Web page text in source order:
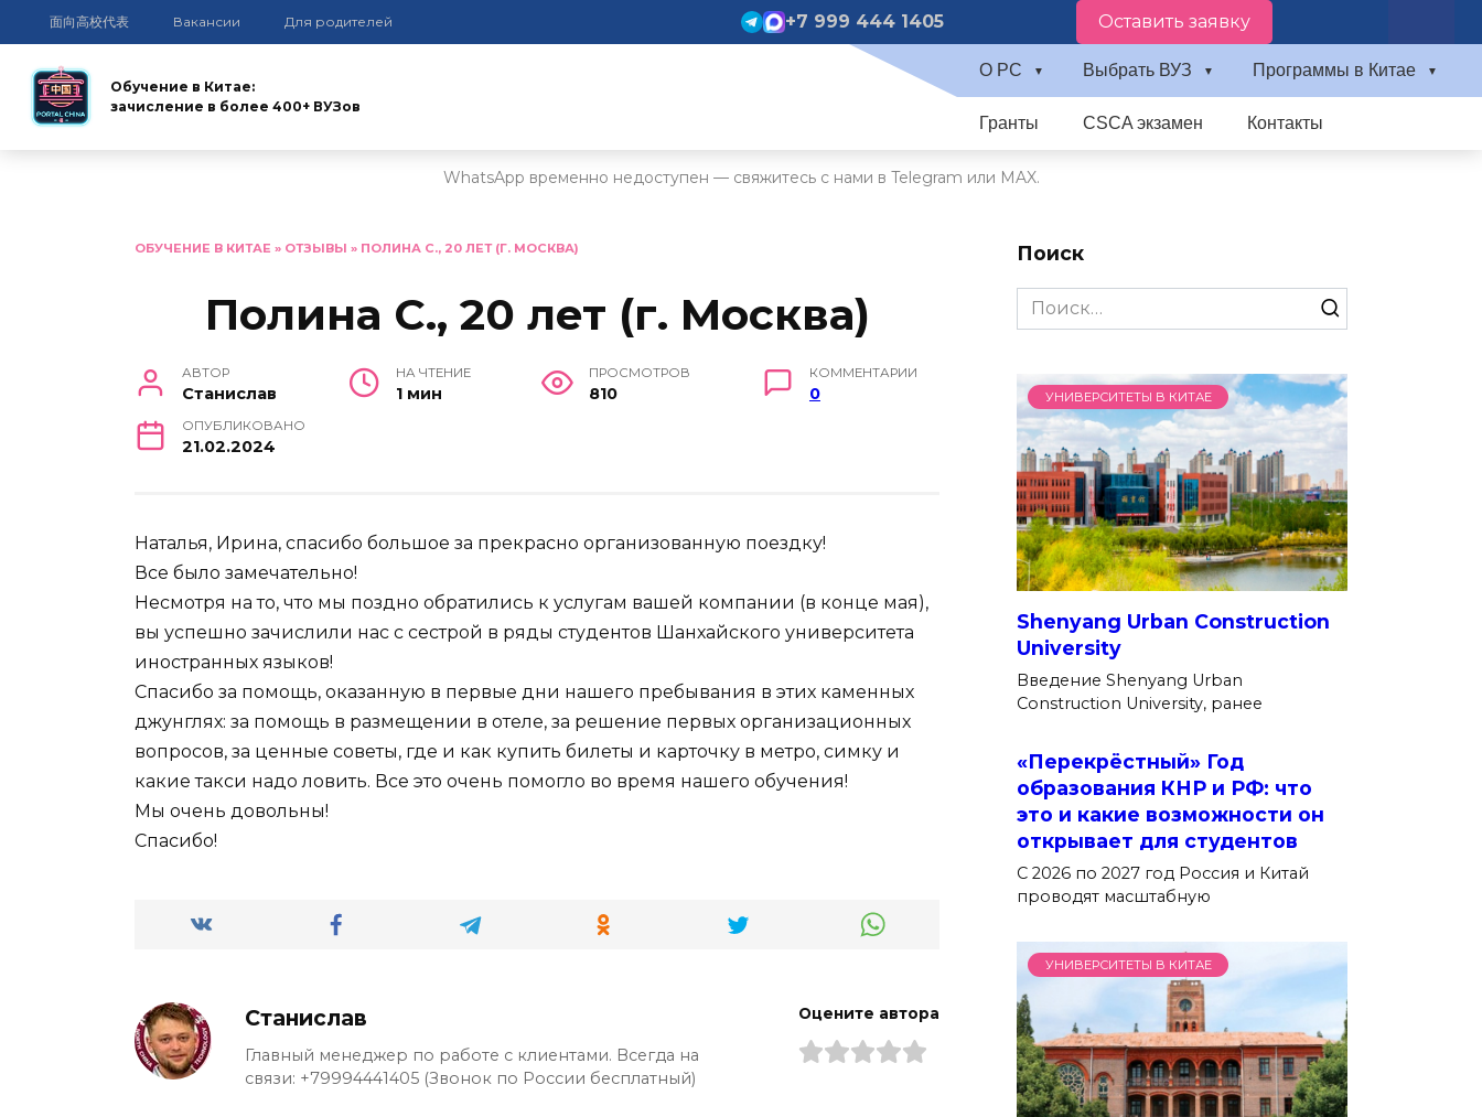
面向高校代表 Вакансии Для родителей +7 999 444 1405 Оставить заявку
Обучение в Китае:
зачисление в более 400+ ВУЗов
О PC Выбрать ВУЗ Программы в Китае
Гранты CSCA экзамен Контакты
WhatsApp временно недоступен — свяжитесь с нами в Telegram или MAX.
ОБУЧЕНИЕ В КИТАЕ » ОТЗЫВЫ » ПОЛИНА С., 20 ЛЕТ (Г. МОСКВА)
Полина С., 20 лет (г. Москва)
АВТОР
Станислав
НА ЧТЕНИЕ
1 мин
ПРОСМОТРОВ
810
КОММЕНТАРИИ
0
ОПУБЛИКОВАНО
21.02.2024
Наталья, Ирина, спасибо большое за прекрасно организованную поездку!
Все было замечательно!
Несмотря на то, что мы поздно обратились к услугам вашей компании (в конце мая),
вы успешно зачислили нас с сестрой в ряды студентов Шанхайского университета
иностранных языков!
Спасибо за помощь, оказанную в первые дни нашего пребывания в этих каменных
джунглях: за помощь в размещении в отеле, за решение первых организационных
вопросов, за ценные советы, где и как купить билеты и карточку в метро, симку и
какие такси надо ловить. Все это очень помогло во время нашего обучения!
Мы очень довольны!
Спасибо!
Станислав
Главный менеджер по работе с клиентами. Всегда на
связи: +79994441405 (Звонок по России бесплатный)
Оцените автора
Поиск
Search
for:
УНИВЕРСИТЕТЫ В КИТАЕ
Shenyang Urban Construction
University
Введение Shenyang Urban
Construction University, ранее
«Перекрёстный» Год
образования КНР и РФ: что
это и какие возможности он
открывает для студентов
С 2026 по 2027 год Россия и Китай
проводят масштабную
УНИВЕРСИТЕТЫ В КИТАЕ